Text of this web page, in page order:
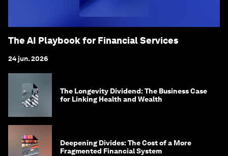
The AI Playbook for Financial Services
24 jun. 2026
The Longevity Dividend: The Business Case
for Linking Health and Wealth
Deepening Divides: The Cost of a More
Fragmented Financial System